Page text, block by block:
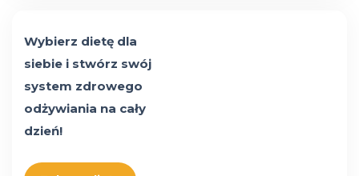
Wybierz dietę dla
siebie i stwórz swój
system zdrowego
odżywiania na cały
dzień!